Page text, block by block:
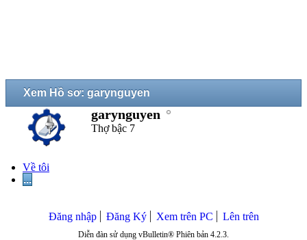
Xem Hồ sơ: garynguyen
garynguyen
Thợ bậc 7
Về tôi
...
Đăng nhập Đăng Ký Xem trên PC Lên trên
Diễn đàn sử dụng vBulletin® Phiên bản 4.2.3.